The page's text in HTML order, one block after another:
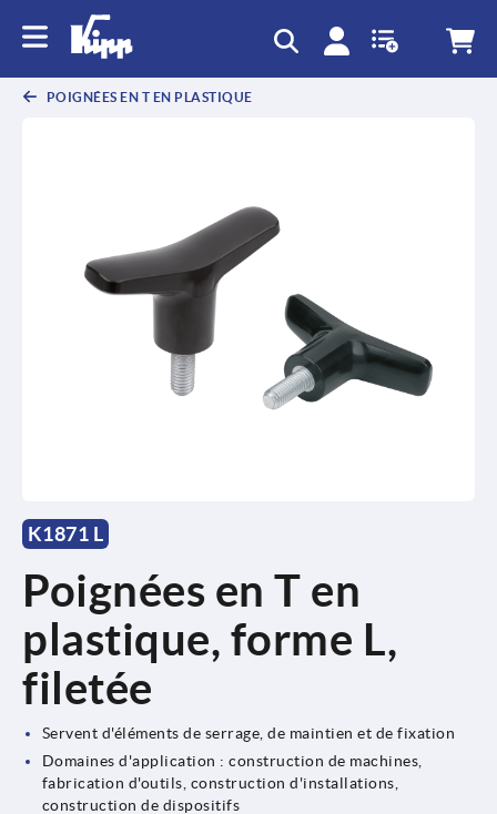
POIGNÉES EN T EN PLASTIQUE
K1871 L
Poignées en T en
plastique, forme L,
filetée
Servent d'éléments de serrage, de maintien et de fixation
Domaines d'application : construction de machines,
fabrication d'outils, construction d'installations,
construction de dispositifs